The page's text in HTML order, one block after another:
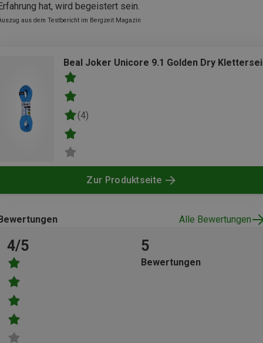
hat, wird begeistert sein.
aus dem Testbericht im Bergzeit Magazin
Beal Joker Unicore 9.1 Golden Dry
(4)
Zur Produktseite
Alle Bewertungen
4/5 5
Bewertungen